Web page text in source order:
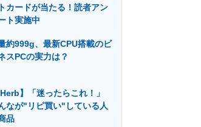
建設×テクノロジーの最前線
カードが当たる！読者アン
ト実施中
約999g、最新CPU搭載のビ
スPCの実力は？
iHerb】「迷ったらこれ！」
なが"リピ買い"している人
品